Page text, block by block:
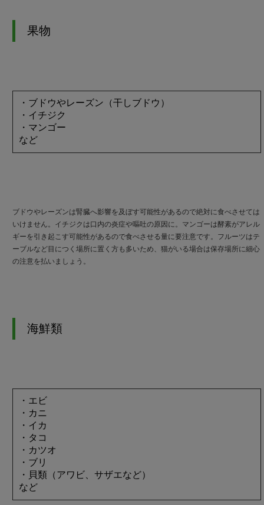
果物
・ブドウやレーズン（干しブドウ）
・イチジク
・マンゴー
など
ブドウやレーズンは腎臓へ影響を及ぼす可能性があるので絶対に食べさせては
いけません。イチジクは口内の炎症や嘔吐の原因に。マンゴーは酵素がアレル
ギーを引き起こす可能性があるので食べさせる量に要注意です。フルーツはテ
ーブルなど目につく場所に置く方も多いため、猫がいる場合は保存場所に細心
の注意を払いましょう。
海鮮類
・エビ
・カニ
・イカ
・タコ
・カツオ
・ブリ
・貝類（アワビ、サザエなど）
など